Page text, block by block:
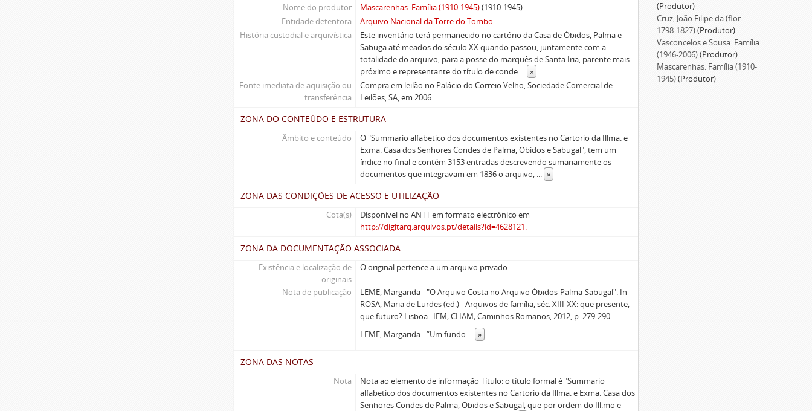
Nome do produtor
Mascarenhas. Família (1910-1945)(1910-1945)
Entidade detentora
Arquivo Nacional da Torre do Tombo
História custodial e arquivística
Este inventário terá permanecido no cartório da Casa de Óbidos, Palma e
Sabuga até meados do século XX quando passou, juntamente com a
totalidade do arquivo, para a posse do marquês de Santa Iria, parente mais
próximo e representante do título de conde ... »
Fonte imediata de aquisição ou
transferência
Compra em leilão no Palácio do Correio Velho, Sociedade Comercial de
Leilões, SA, em 2006.
ZONA DO CONTEÚDO E ESTRUTURA
Âmbito e conteúdo
O "Summario alfabetico dos documentos existentes no Cartorio da Illma. e
Exma. Casa dos Senhores Condes de Palma, Obidos e Sabugal", tem um
índice no final e contém 3153 entradas descrevendo sumariamente os
documentos que integravam em 1836 o arquivo, ... »
ZONA DAS CONDIÇÕES DE ACESSO E UTILIZAÇÃO
Cota(s)
Disponível no ANTT em formato electrónico em
http://digitarq.arquivos.pt/details?id=4628121.
ZONA DA DOCUMENTAÇÃO ASSOCIADA
Existência e localização de
originais
O original pertence a um arquivo privado.
Nota de publicação
LEME, Margarida - "O Arquivo Costa no Arquivo Óbidos-Palma-Sabugal". In
ROSA, Maria de Lurdes (ed.) - Arquivos de família, séc. XIII-XX: que presente,
que futuro? Lisboa : IEM; CHAM; Caminhos Romanos, 2012, p. 279-290.
LEME, Margarida - “Um fundo ... »
ZONA DAS NOTAS
Nota
Nota ao elemento de informação Título: o título formal é "Summario
alfabetico dos documentos existentes no Cartorio da Illma. e Exma. Casa dos
Senhores Condes de Palma, Obidos e Sabugal, que por ordem do Ill.mo e
(Produtor)
Cruz, João Filipe da (flor.
1798-1827)(Produtor)
Vasconcelos e Sousa. Família
(1946-2006)(Produtor)
Mascarenhas. Família (1910-
1945)(Produtor)